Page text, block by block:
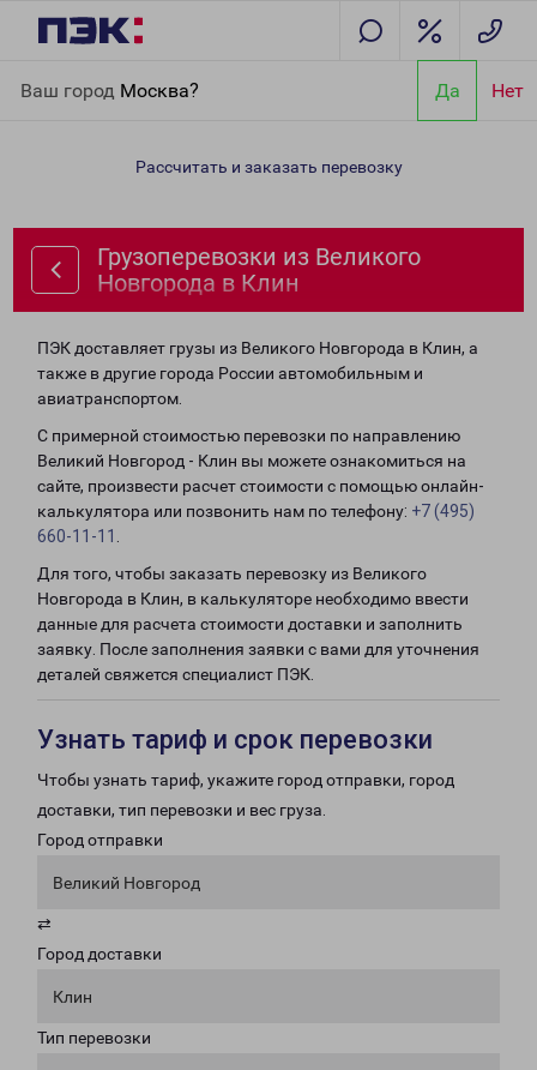
Ваш город Москва? Да Нет
Новгорода в Клин
Рассчитать и заказать перевозку
Грузоперевозки из Великого
Новгорода в Клин
ПЭК доставляет грузы из Великого Новгорода в Клин, а
также в другие города России автомобильным и
авиатранспортом.
С примерной стоимостью перевозки по направлению
Великий Новгород - Клин вы можете ознакомиться на
сайте, произвести расчет стоимости с помощью онлайн-
калькулятора или позвонить нам по телефону: +7 (495)
660-11-11
Для того, чтобы заказать перевозку из Великого
Новгорода в Клин, в калькуляторе необходимо ввести
данные для расчета стоимости доставки и заполнить
заявку. После заполнения заявки с вами для уточнения
деталей свяжется специалист ПЭК.
Узнать тариф и срок перевозки
Чтобы узнать тариф, укажите город отправки, город
доставки, тип перевозки и вес груза.
Город отправки
Великий Новгород
⇄
Город доставки
Клин
Тип перевозки